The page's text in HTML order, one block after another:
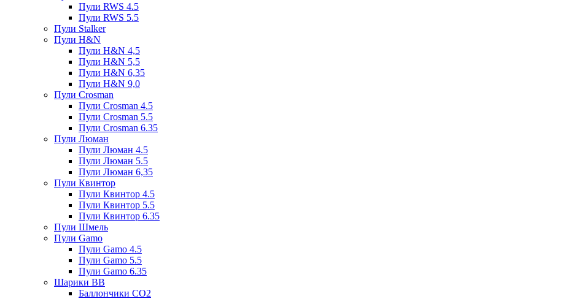
Пули RWS 4.5
Пули RWS 5.5
Пули Stalker
Пули H&N
Пули H&N 4,5
Пули H&N 5,5
Пули H&N 6,35
Пули H&N 9,0
Пули Crosman
Пули Crosman 4.5
Пули Crosman 5.5
Пули Crosman 6.35
Пули Люман
Пули Люман 4.5
Пули Люман 5.5
Пули Люман 6,35
Пули Квинтор
Пули Квинтор 4.5
Пули Квинтор 5.5
Пули Квинтор 6.35
Пули Шмель
Пули Gamo
Пули Gamo 4.5
Пули Gamo 5.5
Пули Gamo 6.35
Шарики BB
Баллончики CO2